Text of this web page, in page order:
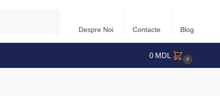
Despre Noi Contacte Blog
0 MDL 0